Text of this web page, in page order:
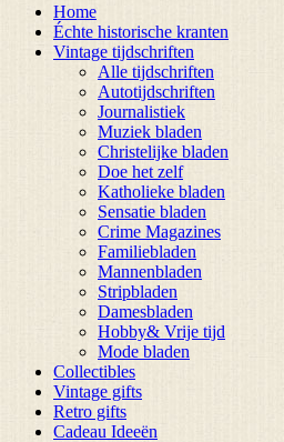
Home
Échte historische kranten
Vintage tijdschriften
Alle tijdschriften
Autotijdschriften
Journalistiek
Muziek bladen
Christelijke bladen
Doe het zelf
Katholieke bladen
Sensatie bladen
Crime Magazines
Familiebladen
Mannenbladen
Stripbladen
Damesbladen
Hobby& Vrije tijd
Mode bladen
Collectibles
Vintage gifts
Retro gifts
Cadeau Ideeën